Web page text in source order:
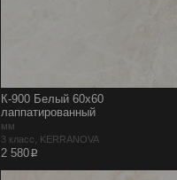
К-900 Белый 60х60
лаппатированный
мм
3 класс, KERRANOVA
2 580p